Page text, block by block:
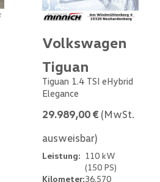
Volkswagen
Tiguan
Tiguan 1.4 TSI eHybrid
Elegance
29.989,00 € (MwSt.
ausweisbar)
Leistung: 110 kW
(150 PS)
Kilometer:36.570